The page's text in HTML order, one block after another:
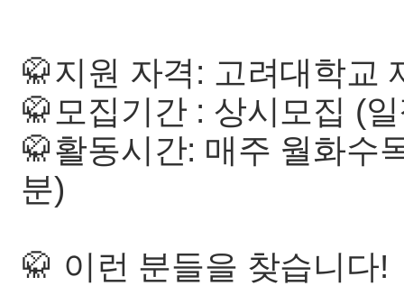
🥋지원 자격: 고려대학교
🥋모집기간 : 상시모집 (
🥋활동시간: 매주 월화수
분)
🥋 이런 분들을 찾습니다!